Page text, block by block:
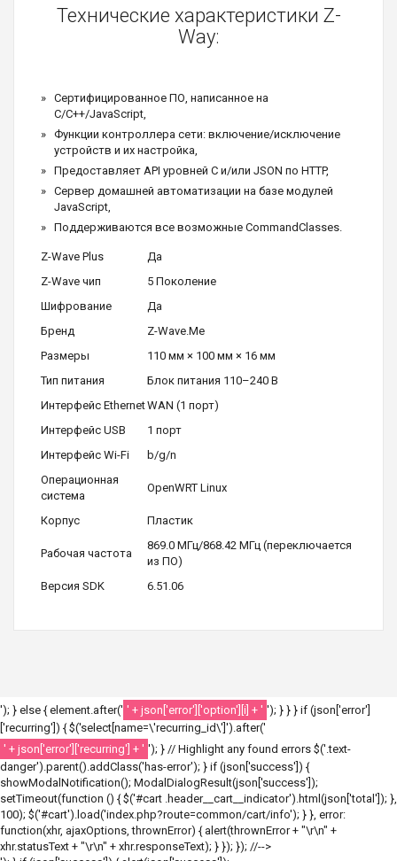
Технические характеристики Z-
Way:
Сертифицированное ПО, написанное на
C/C++/JavaScript,
Функции контроллера сети: включение/исключение
устройств и их настройка,
Предоставляет API уровней C и/или JSON по HTTP,
Сервер домашней автоматизации на базе модулей
JavaScript,
Поддерживаются все возможные CommandClasses.
Z-Wave Plus
Да
Z-Wave чип
5 Поколение
Шифрование
Да
Бренд
Z-Wave.Me
Размеры
110 мм × 100 мм × 16 мм
Тип питания
Блок питания 110–240 В
Интерфейс EthernetWAN (1 порт)
Интерфейс USB
1 порт
Интерфейс Wi-Fi
b/g/n
Операционная
система
OpenWRT Linux
Корпус Пластик
Рабочая частота
869.0 МГц/868.42 МГц (переключается
из ПО)
Версия SDK
6.51.06
'); } else { element.after(' ' + json['error']['option'][i] + ' '); } } } if (json['error']
['recurring']) { $('select[name=\'recurring_id\']').after('
' + json['error']['recurring'] + ' '); } // Highlight any found errors $('.text-
danger').parent().addClass('has-error'); } if (json['success']) {
showModalNotification(); ModalDialogResult(json['success']);
setTimeout(function () { $('#cart .header__cart__indicator').html(json['total']); },
100); $('#cart').load('index.php?route=common/cart/info'); } }, error:
function(xhr, ajaxOptions, thrownError) { alert(thrownError + "\r\n" +
xhr.statusText + "\r\n" + xhr.responseText); } }); }); //-->